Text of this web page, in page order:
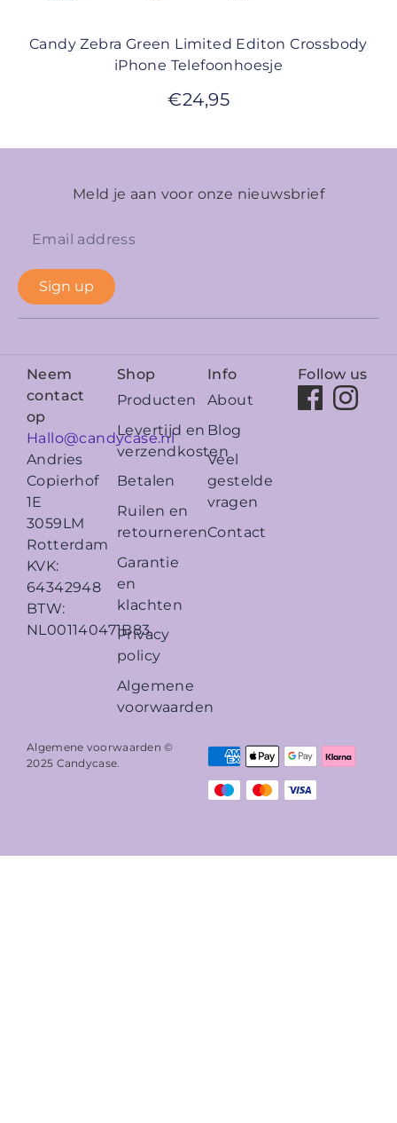
Candy Zebra Green Limited Editon Crossbody
iPhone Telefoonhoesje
€24,95
Meld je aan voor onze nieuwsbrief
Sign up
Neem
contact
op
Hallo@candycase.nl
Andries
Copierhof
1E
3059LM
Rotterdam
KVK:
64342948
BTW:
NL001140471B83
Shop
Producten
Levertijd en
verzendkosten
Betalen
Ruilen en
retourneren
Garantie
en
klachten
Privacy
policy
Algemene
voorwaarden
Info
About
Blog
Veel
gestelde
vragen
Contact
Follow us
Algemene voorwaarden ©
2025 Candycase.